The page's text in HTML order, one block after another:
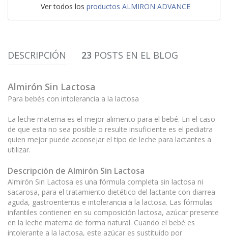
Ver todos los productos ALMIRON ADVANCE
DESCRIPCIÓN 23 POSTS EN EL BLOG
Almirón Sin Lactosa
Para bebés con intolerancia a la lactosa
La leche materna es el mejor alimento para el bebé. En el caso
de que esta no sea posible o resulte insuficiente es el pediatra
quien mejor puede aconsejar el tipo de leche para lactantes a
utilizar.
Descripción de Almirón Sin Lactosa
Almirón Sin Lactosa es una fórmula completa sin lactosa ni
sacarosa, para el tratamiento dietético del lactante con diarrea
aguda, gastroenteritis e intolerancia a la lactosa. Las fórmulas
infantiles contienen en su composición lactosa, azúcar presente
en la leche materna de forma natural. Cuando el bebé es
intolerante a la lactosa, este azúcar es sustituido por